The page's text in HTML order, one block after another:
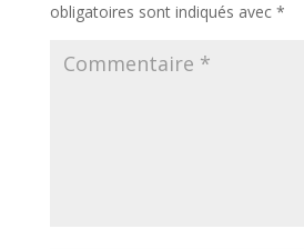
obligatoires sont indiqués avec *